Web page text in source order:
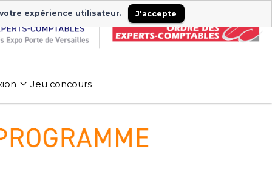
Jeu concours
expérience utilisateur. J'accepte